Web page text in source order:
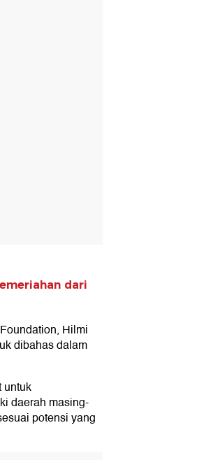
dari
Hilmi
dibahas dalam
untuk
daerah masing-
potensi yang